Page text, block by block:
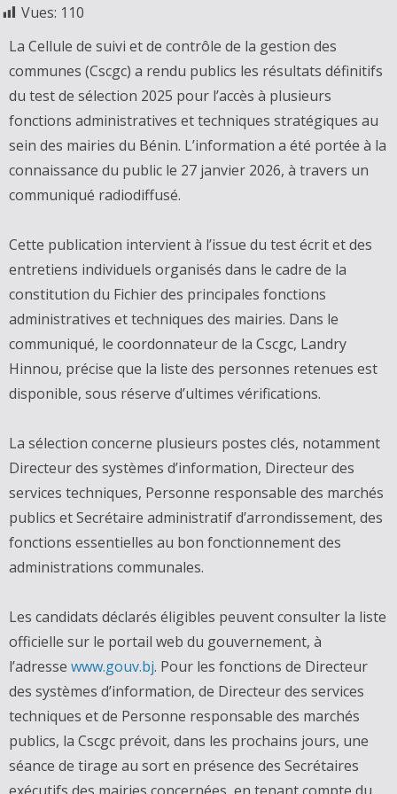
Vues: 110
La Cellule de suivi et de contrôle de la gestion des
communes (Cscgc) a rendu publics les résultats définitifs
du test de sélection 2025 pour l’accès à plusieurs
fonctions administratives et techniques stratégiques au
sein des mairies du Bénin. L’information a été portée à la
connaissance du public le 27 janvier 2026, à travers un
communiqué radiodiffusé.
Cette publication intervient à l’issue du test écrit et des
entretiens individuels organisés dans le cadre de la
constitution du Fichier des principales fonctions
administratives et techniques des mairies. Dans le
communiqué, le coordonnateur de la Cscgc, Landry
Hinnou, précise que la liste des personnes retenues est
disponible, sous réserve d’ultimes vérifications.
La sélection concerne plusieurs postes clés, notamment
Directeur des systèmes d’information, Directeur des
services techniques, Personne responsable des marchés
publics et Secrétaire administratif d’arrondissement, des
fonctions essentielles au bon fonctionnement des
administrations communales.
Les candidats déclarés éligibles peuvent consulter la liste
officielle sur le portail web du gouvernement, à
l’adresse www.gouv.bj. Pour les fonctions de Directeur
des systèmes d’information, de Directeur des services
techniques et de Personne responsable des marchés
publics, la Cscgc prévoit, dans les prochains jours, une
séance de tirage au sort en présence des Secrétaires